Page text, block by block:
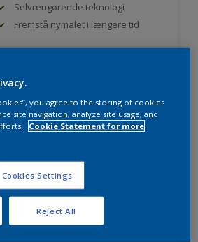
Selvrengørende teknologi
Fremstå nymalet i længere tid
Fremhæver træets struktur
God indtrængning
you agree to the storing of cookies
site navigation, analyze site usage, and
Cookie Statement for more
Cookies Settings
Reject All